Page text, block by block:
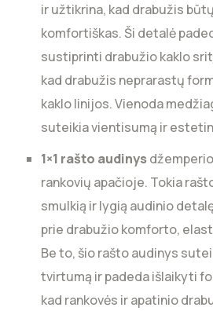
ir užtikrina, kad drabužis
komfortiškas. Ši detalė
sustiprinti drabužio kaklo
kad drabužis neprarastų
kaklo linijos. Vienoda
suteikia vientisumą ir
1×1 rašto audinys
rankovių apačioje. Tokia
smulkią ir lygią audinio
prie drabužio komforto,
Be to, šio rašto audinys
tvirtumą ir padeda išlaikyti
kad rankovės ir apatinio